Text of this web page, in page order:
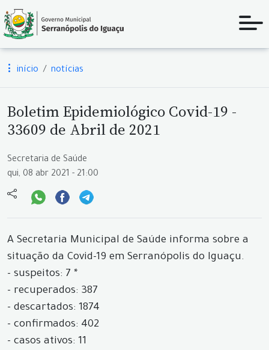
início notícias
Boletim Epidemiológico Covid-19 -
33609 de Abril de 2021
Secretaria de Saúde
qui, 08 abr 2021 - 21:00
A Secretaria Municipal de Saúde informa sobre a
situação da Covid-19 em Serranópolis do Iguaçu.
- suspeitos: 7 *
- recuperados: 387
- descartados: 1874
- confirmados: 402
- casos ativos: 11